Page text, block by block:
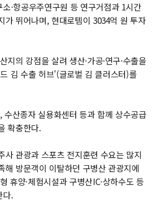
·항공우주연구원 등 연구거점과 1시간
가 뛰어나며, 현대로템이 3034억 원 투자
지의 강점을 살려 생산·가공·연구·수출을
김 수출 허브'(글로벌 김 클러스터)를
수산종자 실용화센터 등과 함께 상수공급
확충한다.
사 관광과 스포츠 전지훈련 수요는 많지
해 방문객이 이탈하던 구병산 관광지에
휴양·체험시설과 구병산IC·상하수도 등
다.